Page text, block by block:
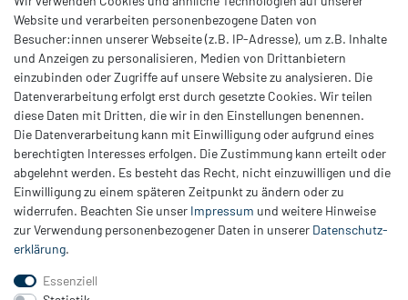
Bodylotion und einen 120 g Badefizzer, alles im verführerischen Duft
Frosted Vanilla. Die edlen Farben Weiß, Creme und Gold machen das
Set zum perfekten Geschenk für die kalte Jahreszeit.
Entspannen Sie sich und genießen Sie die winterliche Magie
Zahlung
Versand
Daten­schutz­erklärung
AGB
Website und verarbeiten personenbezogene Daten von
Besucher:innen unserer Webseite (z.B. IP-Adresse), um z.B. Inhalte
und Anzeigen zu personalisieren, Medien von Drittanbietern
einzubinden oder Zugriffe auf unsere Website zu analysieren. Die
Datenverarbeitung erfolgt erst durch gesetzte Cookies. Wir teilen
diese Daten mit Dritten, die wir in den Einstellungen benennen.
Die Datenverarbeitung kann mit Einwilligung oder aufgrund eines
berechtigten Interesses erfolgen. Die Zustimmung kann erteilt oder
abgelehnt werden. Es besteht das Recht, nicht einzuwilligen und die
Einwilligung zu einem späteren Zeitpunkt zu ändern oder zu
widerrufen. Beachten Sie unser Impressum und weitere Hinweise
zur Verwendung personenbezogener Daten in unserer Daten­schutz­
erklärung.
Essenziell